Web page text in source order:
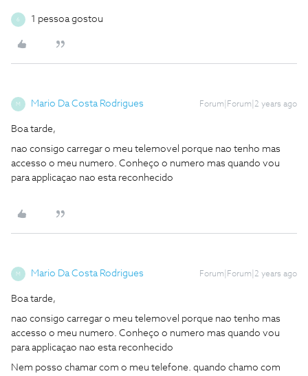
6 1 pessoa gostou
M Mario Da Costa Rodrigues Forum|Forum|2 years ago
Boa tarde,
nao consigo carregar o meu telemovel porque nao tenho mas
accesso o meu numero. Conheço o numero mas quando vou
para applicaçao nao esta reconhecido
M Mario Da Costa Rodrigues Forum|Forum|2 years ago
Boa tarde,
nao consigo carregar o meu telemovel porque nao tenho mas
accesso o meu numero. Conheço o numero mas quando vou
para applicaçao nao esta reconhecido
Nem posso chamar com o meu telefone. quando chamo com